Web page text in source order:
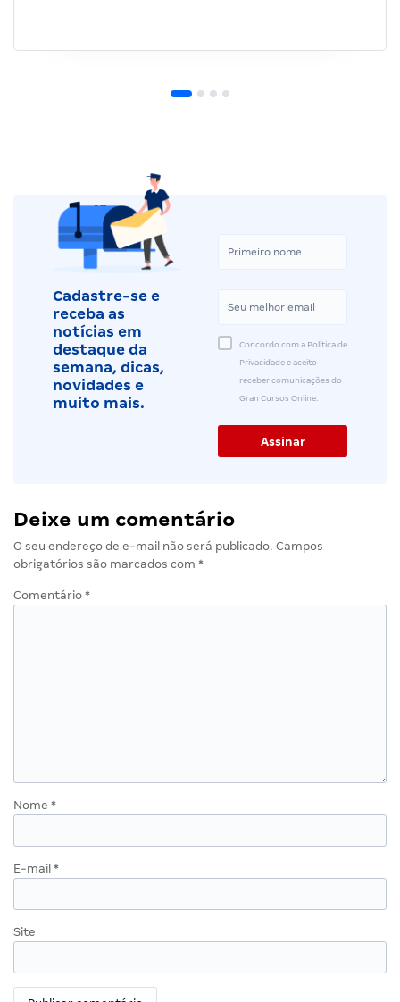
Cadastre-se e
receba as
notícias em
destaque da
semana, dicas,
novidades e
muito mais.
Concordo com a Política de
Privacidade e aceito
receber comunicações do
Gran Cursos Online.
Deixe um comentário
O seu endereço de e-mail não será publicado. Campos
obrigatórios são marcados com *
Comentário *
Nome *
E-mail *
Site